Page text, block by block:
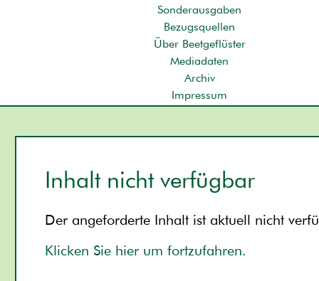
Sonderausgaben
Bezugsquellen
Über Beetgeflüster
Mediadaten
Archiv
Impressum
Inhalt nicht verfügbar
Der angeforderte Inhalt ist aktuell nicht
Klicken Sie hier um fortzufahren.